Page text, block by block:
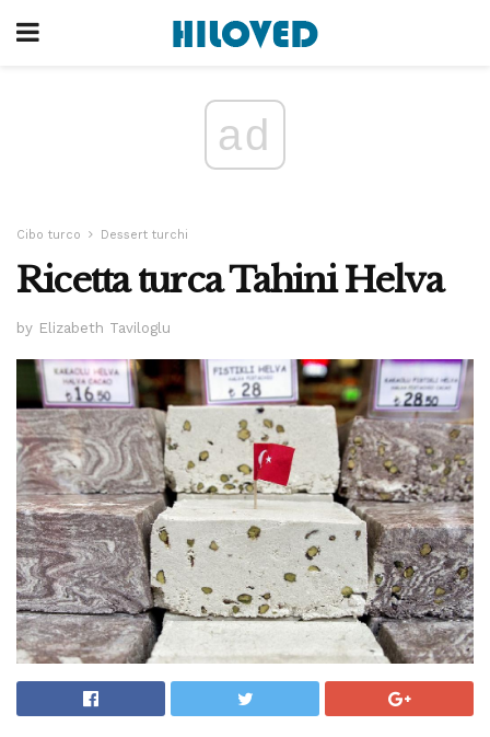
ad
Cibo turco Dessert turchi
Ricetta turca Tahini Helva
by Elizabeth Taviloglu